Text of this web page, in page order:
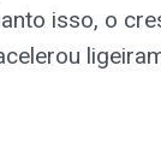
isso, o